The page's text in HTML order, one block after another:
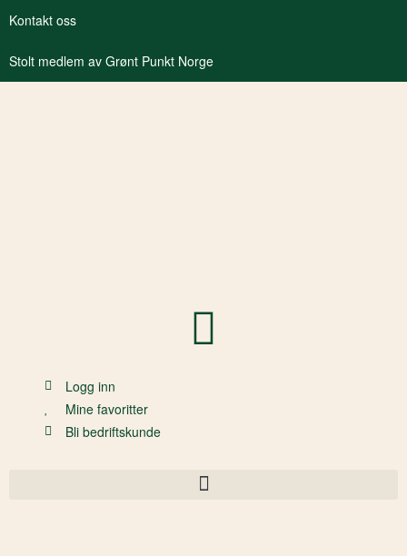
Kontakt oss
Stolt medlem av Grønt Punkt Norge
Logg inn
Mine favoritter
Bli bedriftskunde